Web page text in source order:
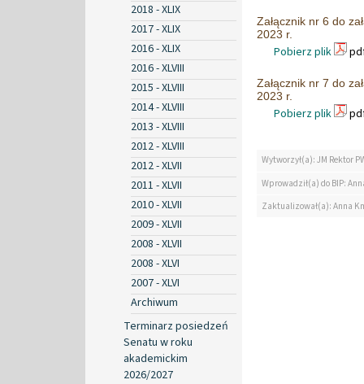
2018 - XLIX
2017 - XLIX
2016 - XLIX
2016 - XLVIII
2015 - XLVIII
2014 - XLVIII
2013 - XLVIII
2012 - XLVIII
2012 - XLVII
2011 - XLVII
2010 - XLVII
2009 - XLVII
2008 - XLVII
2008 - XLVI
2007 - XLVI
Archiwum
Terminarz posiedzeń
Senatu w roku
akademickim
2026/2027
Załącznik nr 6 do
2023 r.
Pobierz plik
Załącznik nr 7 do
2023 r.
Pobierz plik
Wytworzył(a): JM Rektor
Wprowadził(a) do BIP:
Zaktualizował(a): Anna